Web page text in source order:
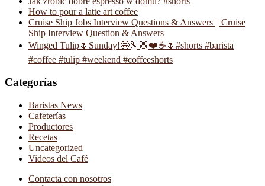
How to pour a latte art coffee
Cruise Ship Jobs Interview Questions & Answers || Cruise
Ship Interview Question & Answers
Winged Tulip🌷Sunday!🤩🫰🏼❤️☕️🌷#shorts #barista
#coffee #tulip #weekend #coffeeshorts
Categorías
Baristas News
Cafeterías
Productores
Recetas
Uncategorized
Videos del Café
Contacta con nosotros